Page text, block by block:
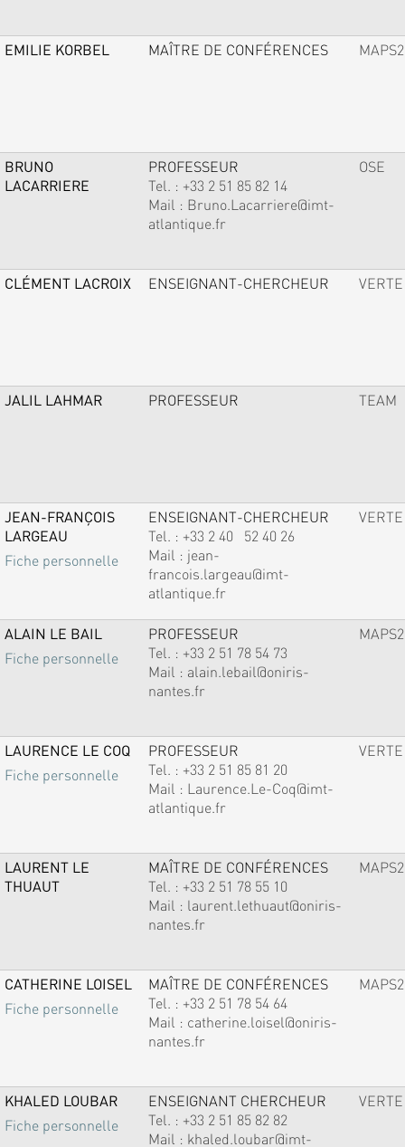
EMILIE KORBEL MAÎTRE DE CONFÉRENCES MAPS2
BRUNO
LACARRIERE
PROFESSEUR
Tel. : +33 2 51 85 82 14
Mail : Bruno.Lacarriere@imt-
atlantique.fr
OSE
CLÉMENT LACROIX ENSEIGNANT-CHERCHEUR VERTE
JALIL LAHMAR PROFESSEUR TEAM
JEAN-FRANÇOIS
LARGEAU
Fiche personnelle
ENSEIGNANT-CHERCHEUR
Tel. : +33 2 40 52 40 26
Mail : jean-
francois.largeau@imt-
atlantique.fr
VERTE
ALAIN LE BAIL
Fiche personnelle
PROFESSEUR
Tel. : +33 2 51 78 54 73
Mail : alain.lebail@oniris-
nantes.fr
MAPS2
LAURENCE LE COQ
Fiche personnelle
PROFESSEUR
Tel. : +33 2 51 85 81 20
Mail : Laurence.Le-Coq@imt-
atlantique.fr
VERTE
LAURENT LE
THUAUT
MAÎTRE DE CONFÉRENCES
Tel. : +33 2 51 78 55 10
Mail : laurent.lethuaut@oniris-
nantes.fr
MAPS2
CATHERINE LOISEL
Fiche personnelle
MAÎTRE DE CONFÉRENCES
Tel. : +33 2 51 78 54 64
Mail : catherine.loisel@oniris-
nantes.fr
MAPS2
KHALED LOUBAR
Fiche personnelle
ENSEIGNANT CHERCHEUR
Tel. : +33 2 51 85 82 82
Mail : khaled.loubar@imt-
VERTE